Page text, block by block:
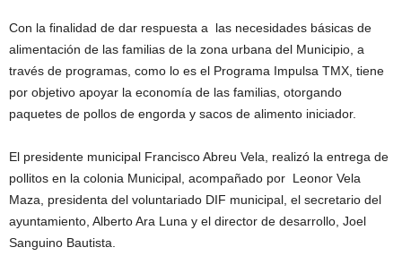
Con la finalidad de dar respuesta a las necesidades básicas de
alimentación de las familias de la zona urbana del Municipio, a
través de programas, como lo es el Programa Impulsa TMX, tiene
por objetivo apoyar la economía de las familias, otorgando
paquetes de pollos de engorda y sacos de alimento iniciador.
El presidente municipal Francisco Abreu Vela, realizó la entrega de
pollitos en la colonia Municipal, acompañado por Leonor Vela
Maza, presidenta del voluntariado DIF municipal, el secretario del
ayuntamiento, Alberto Ara Luna y el director de desarrollo, Joel
Sanguino Bautista.